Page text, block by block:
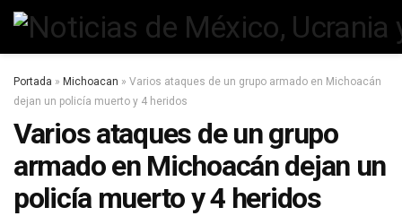
Portada » Michoacan » Varios ataques de un grupo armado en Michoacán
dejan un policía muerto y 4 heridos
Varios ataques de un grupo
armado en Michoacán dejan un
policía muerto y 4 heridos